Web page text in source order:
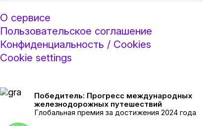
О сервисе
Пользовательское соглашение
Конфиденциальность / Cookies
Cookie settings
Победитель: Прогресс международных
железнодорожных путешествий
Глобальная премия за достижения 2024 года